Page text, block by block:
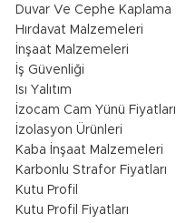
Duvar Ve Cephe Kaplama
Hırdavat Malzemeleri
İnşaat Malzemeleri
İş Güvenliği
Isı Yalıtım
İzocam Cam Yünü Fiyatları
İzolasyon Ürünleri
Kaba İnşaat Malzemeleri
Karbonlu Strafor Fiyatları
Kutu Profil
Kutu Profil Fiyatları